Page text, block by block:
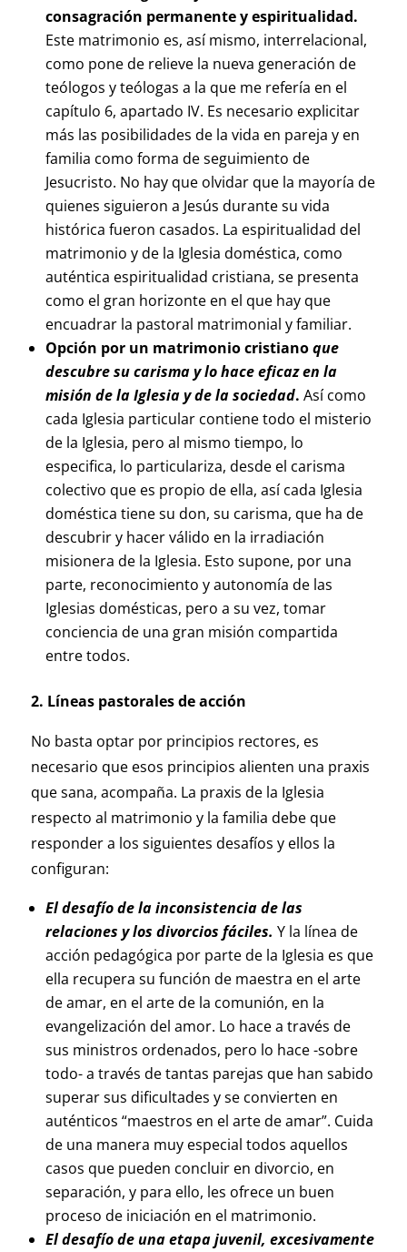
consagración permanente y espiritualidad.
Este matrimonio es, así mismo, interrelacional,
como pone de relieve la nueva generación de
teólogos y teólogas a la que me refería en el
capítulo 6, apartado IV. Es necesario explicitar
más las posibilidades de la vida en pareja y en
familia como forma de seguimiento de
Jesucristo. No hay que olvidar que la mayoría de
quienes siguieron a Jesús durante su vida
histórica fueron casados. La espiritualidad del
matrimonio y de la Iglesia doméstica, como
auténtica espiritualidad cristiana, se presenta
como el gran horizonte en el que hay que
encuadrar la pastoral matrimonial y familiar.
Opción por un matrimonio cristianoque
descubre su carisma y lo hace eficaz en la
misión de la Iglesia y de la sociedad. Así como
cada Iglesia particular contiene todo el misterio
de la Iglesia, pero al mismo tiempo, lo
especifica, lo particulariza, desde el carisma
colectivo que es propio de ella, así cada Iglesia
doméstica tiene su don, su carisma, que ha de
descubrir y hacer válido en la irradiación
misionera de la Iglesia. Esto supone, por una
parte, reconocimiento y autonomía de las
Iglesias domésticas, pero a su vez, tomar
conciencia de una gran misión compartida
entre todos.
2. Líneas pastorales de acción
No basta optar por principios rectores, es
necesario que esos principios alienten una praxis
que sana, acompaña. La praxis de la Iglesia
respecto al matrimonio y la familia debe que
responder a los siguientes desafíos y ellos la
configuran:
El desafío de la inconsistencia de las
relaciones y los divorcios fáciles. Y la línea de
acción pedagógica por parte de la Iglesia es que
ella recupera su función de maestra en el arte
de amar, en el arte de la comunión, en la
evangelización del amor. Lo hace a través de
sus ministros ordenados, pero lo hace -sobre
todo- a través de tantas parejas que han sabido
superar sus dificultades y se convierten en
auténticos “maestros en el arte de amar”. Cuida
de una manera muy especial todos aquellos
casos que pueden concluir en divorcio, en
separación, y para ello, les ofrece un buen
proceso de iniciación en el matrimonio.
El desafío de una etapa juvenil, excesivamente